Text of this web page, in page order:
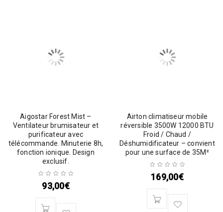
Aigostar Forest Mist –
Ventilateur brumisateur et
purificateur avec
télécommande. Minuterie 8h,
fonction ionique. Design
exclusif.
93,00€
Airton climatiseur mobile
réversible 3500W 12000 BTU
Froid / Chaud /
Déshumidificateur – convient
pour une surface de 35M²
169,00€